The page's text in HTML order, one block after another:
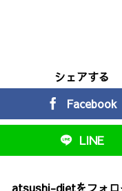
シェアする
Facebook
LINE
atsushi-dietをフォロ